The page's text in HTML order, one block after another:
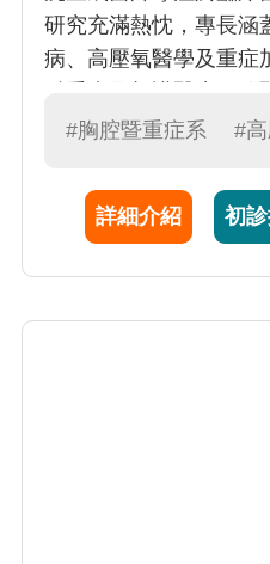
研究充滿熱忱，專長涵
病、高壓氧醫學及重症
且貼心的醫療服務，並
#胸腔暨重症系 #
詳細介紹 初